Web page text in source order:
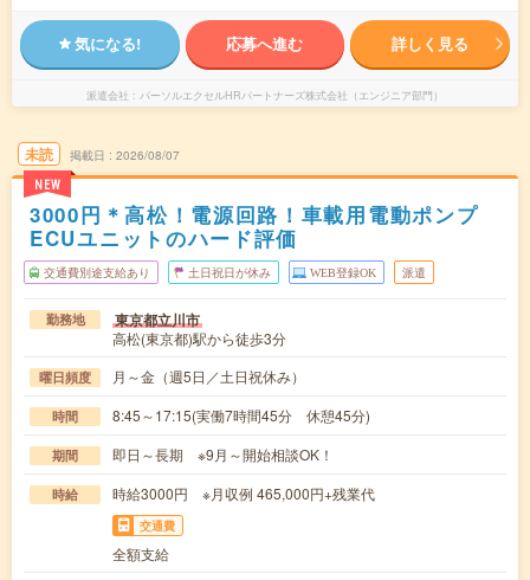
気になる! 応募へ進む 詳しく見る
派遣会社 パーソルエクセルHRパートナーズ株式会社（エンジニア部門）
未読
NEW
掲載日 2026/08/07
3000円＊高松！電源回路！車載用電動ポンプ
ECUユニットのハード評価
交通費別途支給あり 土日祝日が休み WEB登録OK 派遣
勤務地 東京都立川市
高松(東京都)駅から徒歩3分
曜日頻度 月～金（週5日／土日祝休み）
時間 8:45～17:15(実働7時間45分 休憩45分)
期間 即日～長期 ※9月～開始相談OK！
時給 時給3000円 ※月収例 465,000円+残業代
交通費
全額支給